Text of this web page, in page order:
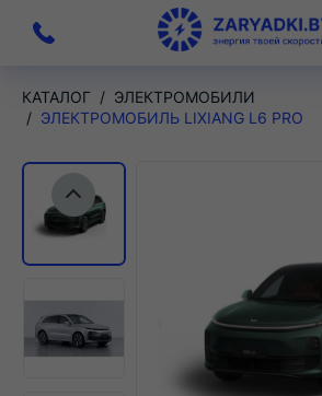
На
главную
КАТАЛОГ
ЭЛЕКТРОМОБИЛИ
ЭЛЕКТРОМОБИЛЬ LIXIANG L6 PRO
Предыдущий слайд